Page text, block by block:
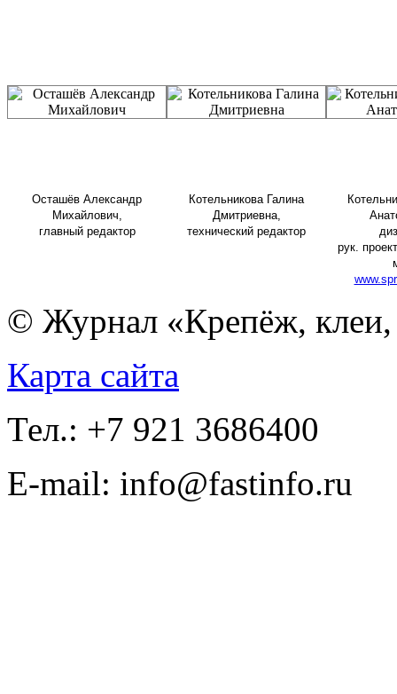
Осташёв Александр
Михайлович,
главный редактор
Котельникова Галина
Дмитриевна,
технический редактор
рук.
© Журнал «Крепёж, клеи,
Карта сайта
Тел.: +7 921 3686400
E-mail: info@fastinfo.ru